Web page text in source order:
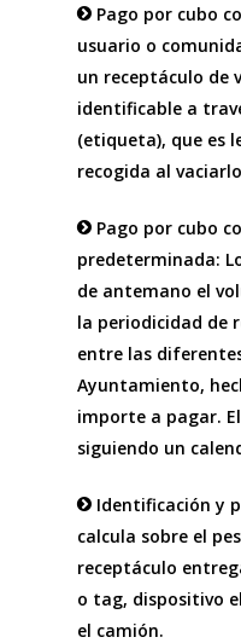
Pago por cubo
usuario o
un receptáculo de
identificable a
(etiqueta), que es
recogida al
Pago por cubo
predeterminada:
de antemano el
la periodicidad de
entre las
Ayuntamiento,
importe a pagar.
siguiendo un
Identificación y
calcula sobre el
receptáculo
o tag, dispositivo
el camión.